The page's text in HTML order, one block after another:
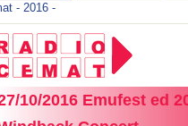
- 2016 -
10/2016 Emufest ed